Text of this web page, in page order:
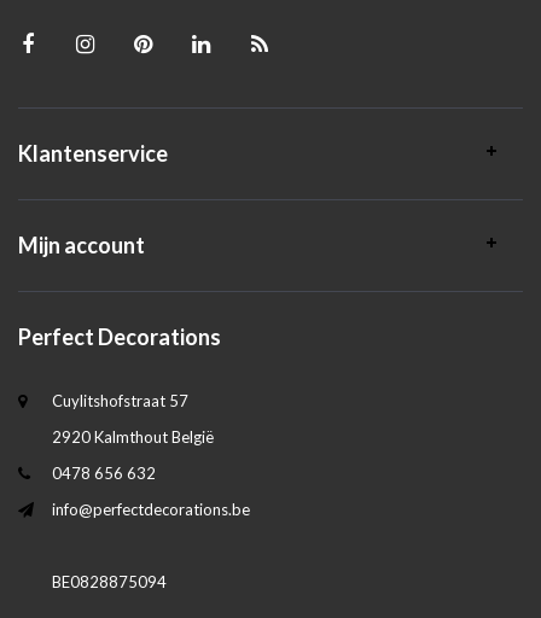
Klantenservice
Mijn account
Perfect Decorations
Cuylitshofstraat 57
2920 Kalmthout België
0478 656 632
info@perfectdecorations.be
BE0828875094